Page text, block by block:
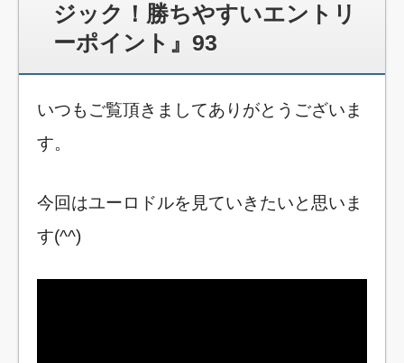
ジック！勝ちやすいエントリ
ーポイント』93
いつもご覧頂きましてありがとうございま
す。
今回はユーロドルを見ていきたいと思いま
す(^^)